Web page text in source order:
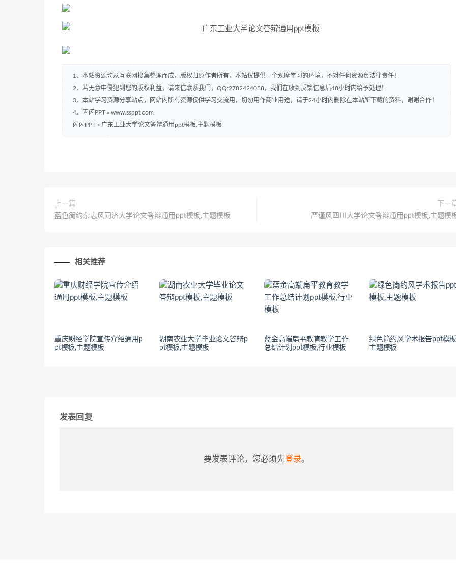
1、本站资源均从互联网搜集整理而成，版权归原作者所有，本站仅提供一个观摩学习的环境，不对任何资源负法律责任！
2、若无意中侵犯到您的版权利益，请来信联系我们，QQ:2782424088，我们在收到反馈信息后48小时内给予处理！
3、本站学习资源分享站点，网站内所有资源仅供学习交流用，切勿用作商业用途，请于24小时内删除在本站所下载的资料，谢谢合作！
4、闪闪PPT » www.ssppt.com
闪闪PPT » 广东工业大学论文答辩通用ppt模板,主题模板
上一篇
蓝色简约杂志风同济大学论文答辩通用ppt模板,主题模板
下一
严谨风四川大学论文答辩通用ppt模板,主题模
相关推荐
重庆财经学院宣传介绍通用p
pt模板,主题模板
湖南农业大学毕业论文答辩p
pt模板,主题模板
蓝金高端扁平教育教学工作
总结计划ppt模板,行业模板
绿色简约风学术报告ppt模
主题模板
发表回复
要发表评论，您必须先登录。